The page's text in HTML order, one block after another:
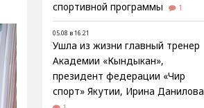
спортивной программы
1
05.08 в 16:21
Ушла из жизни главный тренер
Академии «Кындыкан»,
президент федерации «Чир
спорт» Якутии, Ирина Данилова